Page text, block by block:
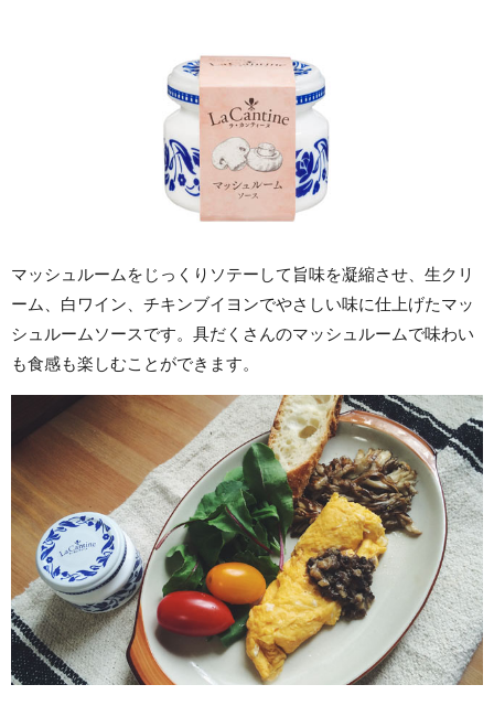
マッシュルームをじっくりソテーして旨味を凝縮させ、生クリ
ーム、白ワイン、チキンブイヨンでやさしい味に仕上げたマッ
シュルームソースです。具だくさんのマッシュルームで味わい
も食感も楽しむことができます。